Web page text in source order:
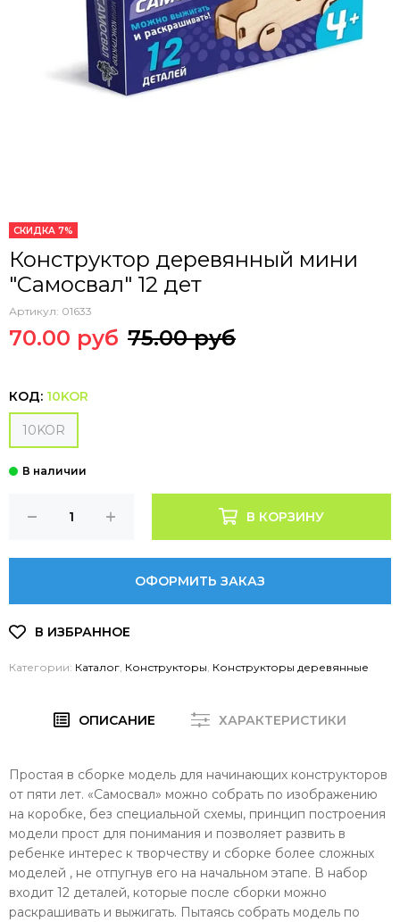
СКИДКА 7%
Конструктор деревянный мини
"Самосвал" 12 дет
Артикул: 01633
70.00 руб 75.00 руб
КОД: 10KOR
10KOR
В КОРЗИНУ
ОФОРМИТЬ ЗАКАЗ
Категории: Каталог Конструкторы Конструкторы деревянные
ОПИСАНИЕ ХАРАКТЕРИСТИКИ
Простая в сборке модель для начинающих конструкторов
от пяти лет. «Самосвал» можно собрать по изображению
на коробке, без специальной схемы, принцип построения
модели прост для понимания и позволяет развить в
ребенке интерес к творчеству и сборке более сложных
моделей , не отпугнув его на начальном этапе. В набор
входит 12 деталей, которые после сборки можно
раскрашивать и выжигать. Пытаясь собрать модель по